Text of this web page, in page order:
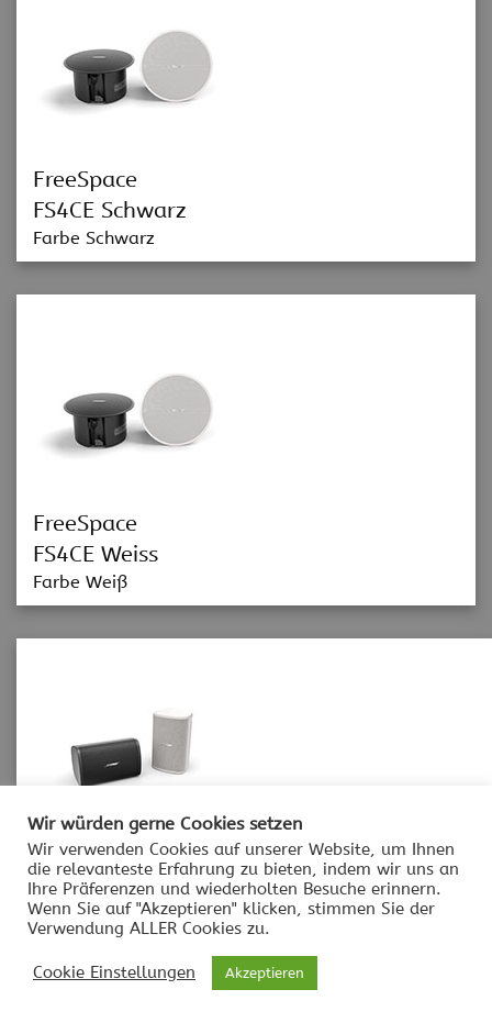
FreeSpace
FS4CE Schwarz
Farbe Schwarz
FreeSpace
FS4CE Weiss
Farbe Weiß
FreeSpace
FS2SE Schwarz
Farbe Schwarz
Wir würden gerne Cookies setzen
Wir verwenden Cookies auf unserer Website, um Ihnen
die relevanteste Erfahrung zu bieten, indem wir uns an
Ihre Präferenzen und wiederholten Besuche erinnern.
Wenn Sie auf "Akzeptieren" klicken, stimmen Sie der
Verwendung ALLER Cookies zu.
Cookie Einstellungen Akzeptieren